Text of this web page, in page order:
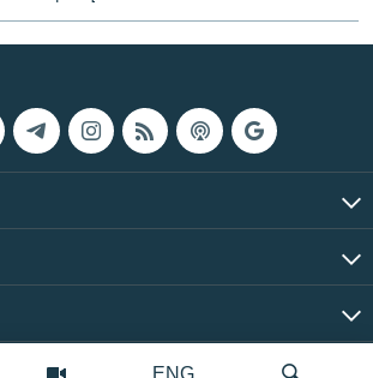
ENG
Եվրոպա/Ազատություն» ռադիոկայան © 2026